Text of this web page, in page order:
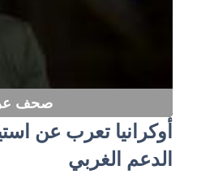
صحف
أوكرانيا تعرب عن
الدعم الغربي